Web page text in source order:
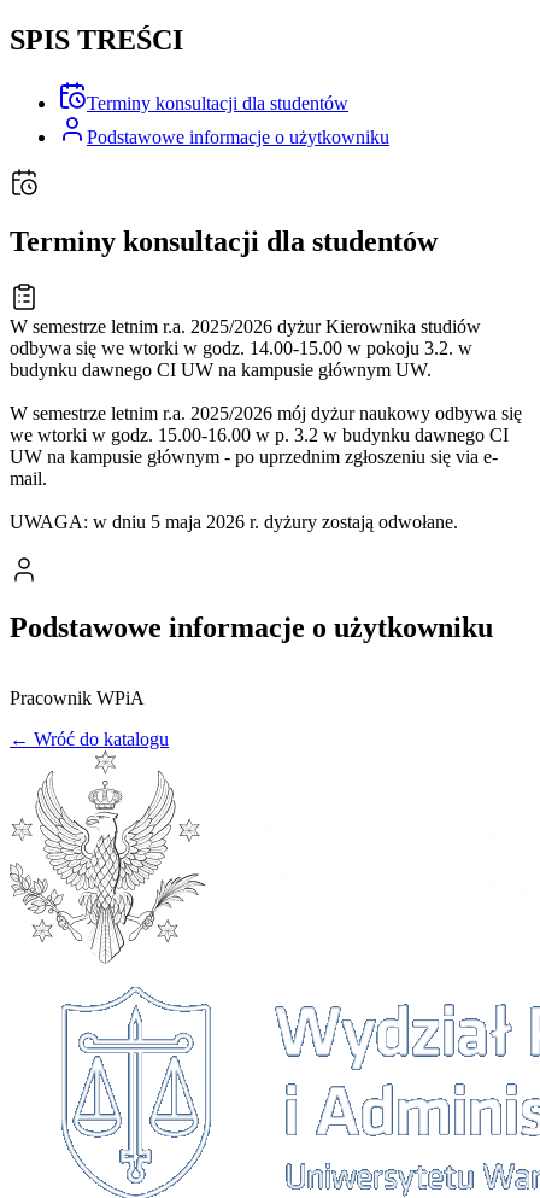
SPIS TREŚCI
Terminy konsultacji dla studentów
Podstawowe informacje o użytkowniku
Terminy konsultacji dla studentów
W semestrze letnim r.a. 2025/2026 dyżur Kierownika studiów
odbywa się we wtorki w godz. 14.00-15.00 w pokoju 3.2. w
budynku dawnego CI UW na kampusie głównym UW.
W semestrze letnim r.a. 2025/2026 mój dyżur naukowy odbywa się
we wtorki w godz. 15.00-16.00 w p. 3.2 w budynku dawnego CI
UW na kampusie głównym - po uprzednim zgłoszeniu się via e-
mail.
UWAGA: w dniu 5 maja 2026 r. dyżury zostają odwołane.
Podstawowe informacje o użytkowniku
Pracownik WPiA
← Wróć do katalogu